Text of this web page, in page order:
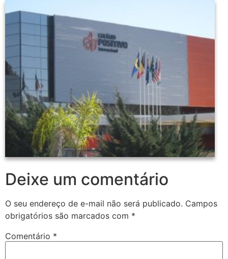
Deixe um comentário
O seu endereço de e-mail não será publicado. Campos
obrigatórios são marcados com *
Comentário *